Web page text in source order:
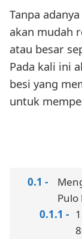
Tanpa
akan mudah
atau besar
Pada kali ini
besi yang
untuk
Pulo